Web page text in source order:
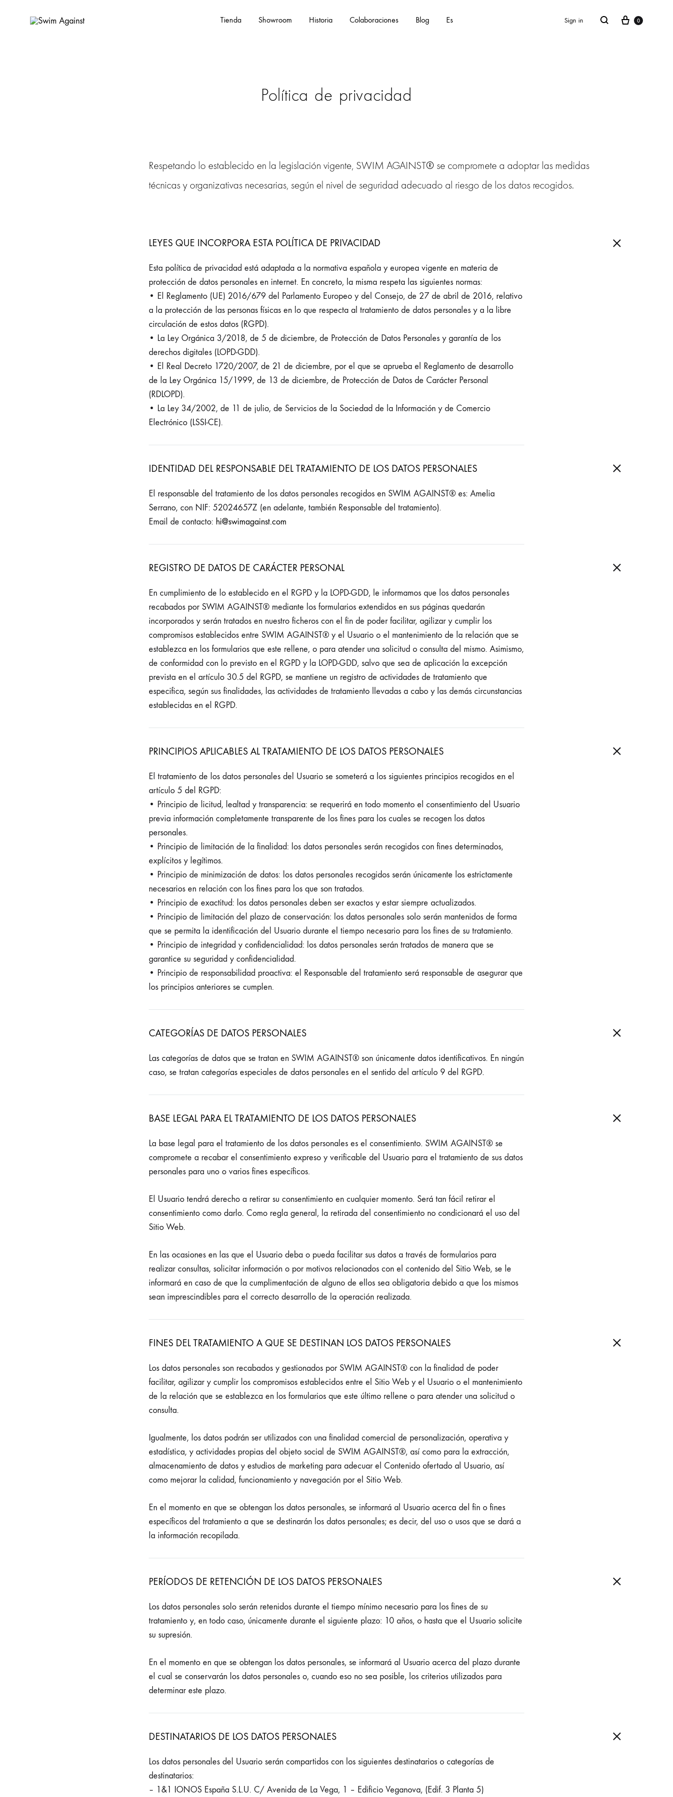
Tienda Showroom Historia Colaboraciones Blog Es Sign in Search
Footwear
Sweatshirt
Cart
0
Política de privacidad
Respetando lo establecido en la legislación vigente, SWIM AGAINST® se compromete a adoptar las medidas
técnicas y organizativas necesarias, según el nivel de seguridad adecuado al riesgo de los datos recogidos.
LEYES QUE INCORPORA ESTA POLÍTICA DE PRIVACIDAD
Esta política de privacidad está adaptada a la normativa española y europea vigente en materia de
protección de datos personales en internet. En concreto, la misma respeta las siguientes normas:
• El Reglamento (UE) 2016/679 del Parlamento Europeo y del Consejo, de 27 de abril de 2016, relativo
a la protección de las personas físicas en lo que respecta al tratamiento de datos personales y a la libre
circulación de estos datos (RGPD).
• La Ley Orgánica 3/2018, de 5 de diciembre, de Protección de Datos Personales y garantía de los
derechos digitales (LOPD-GDD).
• El Real Decreto 1720/2007, de 21 de diciembre, por el que se aprueba el Reglamento de desarrollo
de la Ley Orgánica 15/1999, de 13 de diciembre, de Protección de Datos de Carácter Personal
(RDLOPD).
• La Ley 34/2002, de 11 de julio, de Servicios de la Sociedad de la Información y de Comercio
Electrónico (LSSI-CE).
IDENTIDAD DEL RESPONSABLE DEL TRATAMIENTO DE LOS DATOS PERSONALES
El responsable del tratamiento de los datos personales recogidos en SWIM AGAINST® es: Amelia
Serrano, con NIF: 52024657Z (en adelante, también Responsable del tratamiento).
Email de contacto: hi@swimagainst.com
REGISTRO DE DATOS DE CARÁCTER PERSONAL
En cumplimiento de lo establecido en el RGPD y la LOPD-GDD, le informamos que los datos personales
recabados por SWIM AGAINST® mediante los formularios extendidos en sus páginas quedarán
incorporados y serán tratados en nuestro ficheros con el fin de poder facilitar, agilizar y cumplir los
compromisos establecidos entre SWIM AGAINST® y el Usuario o el mantenimiento de la relación que se
establezca en los formularios que este rellene, o para atender una solicitud o consulta del mismo. Asimismo,
de conformidad con lo previsto en el RGPD y la LOPD-GDD, salvo que sea de aplicación la excepción
prevista en el artículo 30.5 del RGPD, se mantiene un registro de actividades de tratamiento que
especifica, según sus finalidades, las actividades de tratamiento llevadas a cabo y las demás circunstancias
establecidas en el RGPD.
PRINCIPIOS APLICABLES AL TRATAMIENTO DE LOS DATOS PERSONALES
El tratamiento de los datos personales del Usuario se someterá a los siguientes principios recogidos en el
artículo 5 del RGPD:
• Principio de licitud, lealtad y transparencia: se requerirá en todo momento el consentimiento del Usuario
previa información completamente transparente de los fines para los cuales se recogen los datos
personales.
• Principio de limitación de la finalidad: los datos personales serán recogidos con fines determinados,
explícitos y legítimos.
• Principio de minimización de datos: los datos personales recogidos serán únicamente los estrictamente
necesarios en relación con los fines para los que son tratados.
• Principio de exactitud: los datos personales deben ser exactos y estar siempre actualizados.
• Principio de limitación del plazo de conservación: los datos personales solo serán mantenidos de forma
que se permita la identificación del Usuario durante el tiempo necesario para los fines de su tratamiento.
• Principio de integridad y confidencialidad: los datos personales serán tratados de manera que se
garantice su seguridad y confidencialidad.
• Principio de responsabilidad proactiva: el Responsable del tratamiento será responsable de asegurar que
los principios anteriores se cumplen.
CATEGORÍAS DE DATOS PERSONALES
Las categorías de datos que se tratan en SWIM AGAINST® son únicamente datos identificativos. En ningún
caso, se tratan categorías especiales de datos personales en el sentido del artículo 9 del RGPD.
BASE LEGAL PARA EL TRATAMIENTO DE LOS DATOS PERSONALES
La base legal para el tratamiento de los datos personales es el consentimiento. SWIM AGAINST® se
compromete a recabar el consentimiento expreso y verificable del Usuario para el tratamiento de sus datos
personales para uno o varios fines específicos.
El Usuario tendrá derecho a retirar su consentimiento en cualquier momento. Será tan fácil retirar el
consentimiento como darlo. Como regla general, la retirada del consentimiento no condicionará el uso del
Sitio Web.
En las ocasiones en las que el Usuario deba o pueda facilitar sus datos a través de formularios para
realizar consultas, solicitar información o por motivos relacionados con el contenido del Sitio Web, se le
informará en caso de que la cumplimentación de alguno de ellos sea obligatoria debido a que los mismos
sean imprescindibles para el correcto desarrollo de la operación realizada.
FINES DEL TRATAMIENTO A QUE SE DESTINAN LOS DATOS PERSONALES
Los datos personales son recabados y gestionados por SWIM AGAINST® con la finalidad de poder
facilitar, agilizar y cumplir los compromisos establecidos entre el Sitio Web y el Usuario o el mantenimiento
de la relación que se establezca en los formularios que este último rellene o para atender una solicitud o
consulta.
Igualmente, los datos podrán ser utilizados con una finalidad comercial de personalización, operativa y
estadística, y actividades propias del objeto social de SWIM AGAINST®, así como para la extracción,
almacenamiento de datos y estudios de marketing para adecuar el Contenido ofertado al Usuario, así
como mejorar la calidad, funcionamiento y navegación por el Sitio Web.
En el momento en que se obtengan los datos personales, se informará al Usuario acerca del fin o fines
específicos del tratamiento a que se destinarán los datos personales; es decir, del uso o usos que se dará a
la información recopilada.
PERÍODOS DE RETENCIÓN DE LOS DATOS PERSONALES
Los datos personales solo serán retenidos durante el tiempo mínimo necesario para los fines de su
tratamiento y, en todo caso, únicamente durante el siguiente plazo: 10 años, o hasta que el Usuario solicite
su supresión.
En el momento en que se obtengan los datos personales, se informará al Usuario acerca del plazo durante
el cual se conservarán los datos personales o, cuando eso no sea posible, los criterios utilizados para
determinar este plazo.
DESTINATARIOS DE LOS DATOS PERSONALES
Los datos personales del Usuario serán compartidos con los siguientes destinatarios o categorías de
destinatarios:
– 1&1 IONOS España S.L.U. C/ Avenida de La Vega, 1 – Edificio Veganova, (Edif. 3 Planta 5)